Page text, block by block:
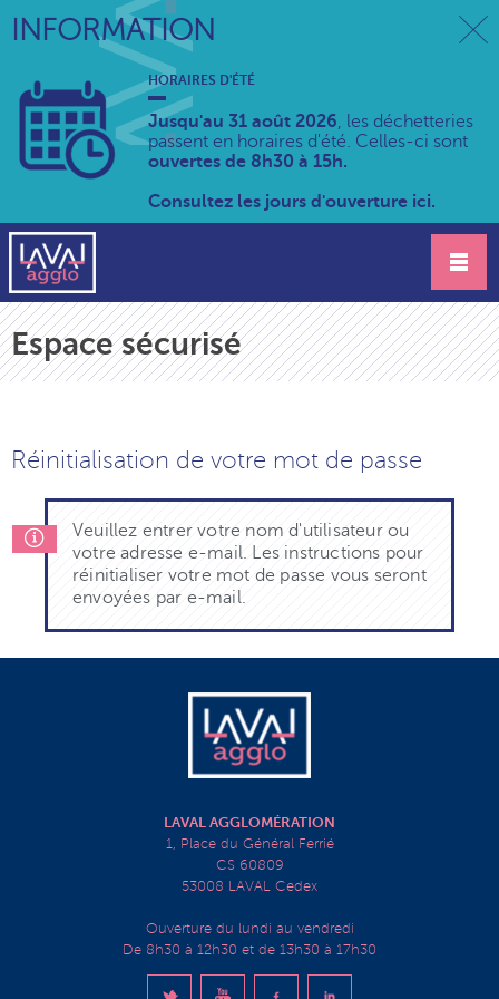
INFORMATION
HORAIRES D'ÉTÉ
Jusqu'au 31 août 2026, les déchetteries
passent en horaires d'été. Celles-ci sont
ouvertes de 8h30 à 15h.
Consultez les jours d'ouverture ici.
Espace sécurisé
Réinitialisation de votre mot de passe
Veuillez entrer votre nom d'utilisateur ou
votre adresse e-mail. Les instructions pour
réinitialiser votre mot de passe vous seront
envoyées par e-mail.
LAVAL AGGLOMÉRATION
1, Place du Général Ferrié
CS 60809
53008 LAVAL Cedex
Ouverture du lundi au vendredi
De 8h30 à 12h30 et de 13h30 à 17h30